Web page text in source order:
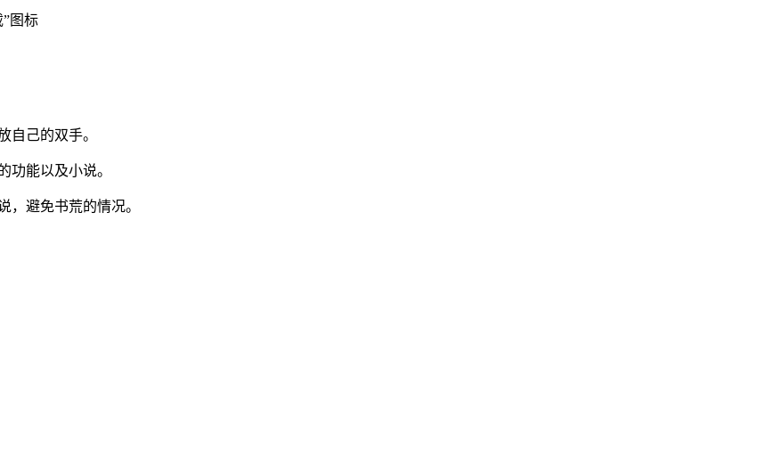
图标
自己的双手。
功能以及小说。
，避免书荒的情况。